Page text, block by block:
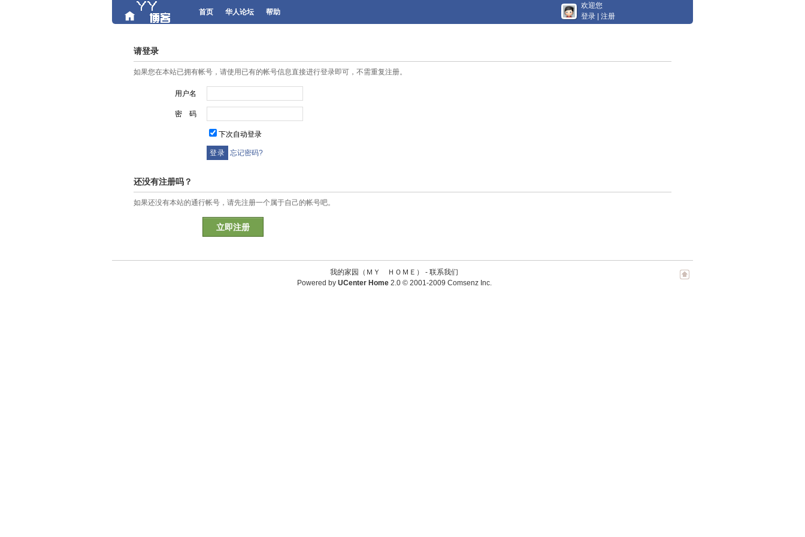
首页 华人论坛 帮助
欢迎您
登录
注册
请登录
如果您在本站已拥有帐号，请使用已有的帐号信息直接进行登录即可，不需重复注册。
用户名
密 码
下次自动登录
忘记密码?
还没有注册吗？
如果还没有本站的通行帐号，请先注册一个属于自己的帐号吧。
立即注册
我的家园（ＭＹ ＨＯＭＥ） - 联系我们
Powered by UCenter Home 2.0© 2001-2009 Comsenz Inc.